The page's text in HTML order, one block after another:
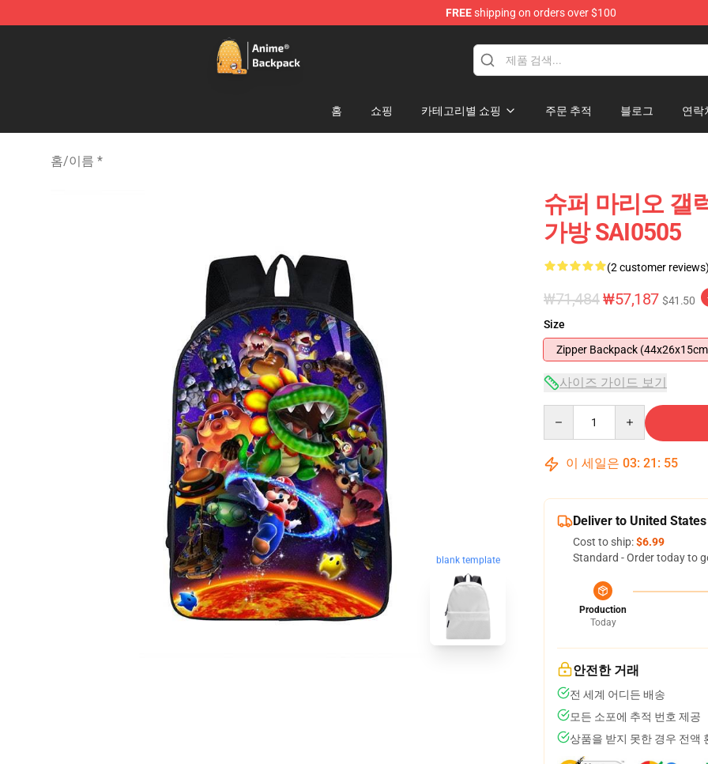
FREEshipping on orders over $100
Anime Backpack Shop - Official Anime Backpack Store for Anime Fans
홈 쇼핑 카테고리별 쇼핑 주문 추적 블로그 연락
홈/이름 *
blank template
슈퍼 마리오 갤
가방 SAI0505
(2 customer
₩71,484₩57,187 $41.50
Size
Zipper Backpack
사이즈 가이드 보기
이 세일은 03: 21 : 54
Deliver to United States
Cost to ship:$6.99
Standard - Order today to
Production
Today
안전한 거래
전 세계 어디든 배송
모든 소포에 추적 번호 제공
상품을 받지 못한 경우 전액